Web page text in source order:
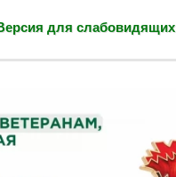
для слабовидящих